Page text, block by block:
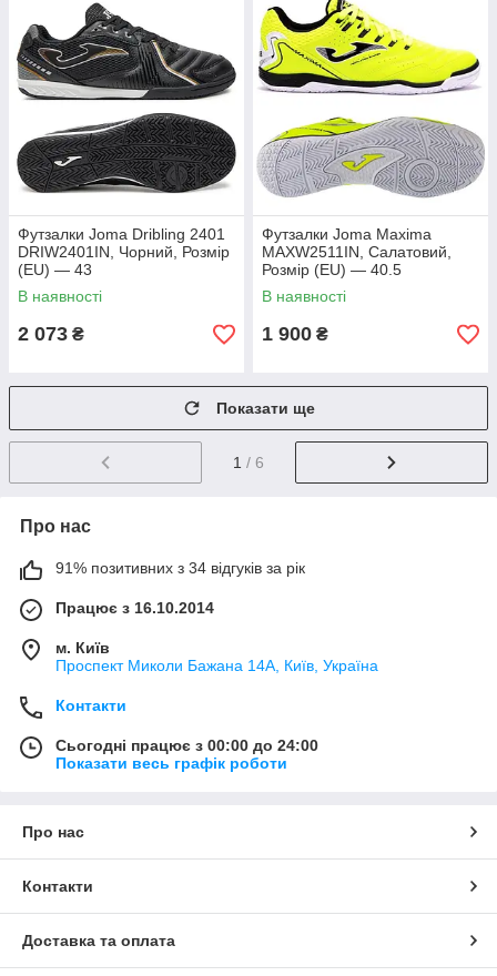
Футзалки Joma Dribling 2401
DRIW2401IN, Чорний, Розмір
(EU) — 43
В наявності
2 073 ₴
Футзалки Joma Maxima
MAXW2511IN, Салатовий,
Розмір (EU) — 40.5
В наявності
1 900 ₴
Показати ще
1 / 6
Про нас
91% позитивних з 34 відгуків за рік
Працює з 16.10.2014
м. Київ
Проспект Миколи Бажана 14А, Київ, Україна
Контакти
Сьогодні працює з 00:00 до 24:00
Показати весь графік роботи
Про нас
Контакти
Доставка та оплата